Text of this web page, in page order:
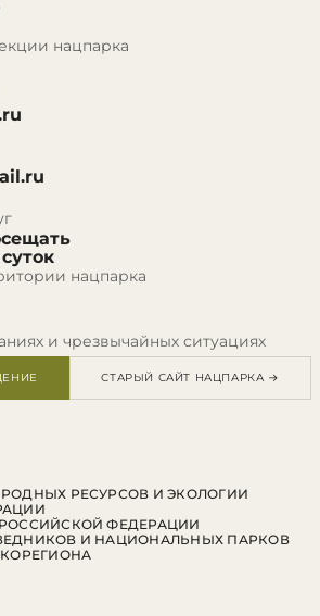
нацпарка
нацпарка
и чрезвычайных ситуациях
СТАРЫЙ САЙТ НАЦПАРКА →
РЕСУРСОВ И ЭКОЛОГИИ
ФЕДЕРАЦИИ
И НАЦИОНАЛЬНЫХ ПАРКОВ